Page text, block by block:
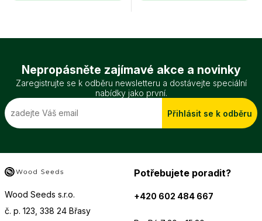
Nepropásněte zajímavé akce a novinky
Zaregistrujte se k odběru newsletteru a dostávejte speciální
nabídky jako první.
Přihlásit se k odběru
Wood Seeds s.r.o.
č. p. 123, 338 24 Břasy
Potřebujete poradit?
+420 602 484 667